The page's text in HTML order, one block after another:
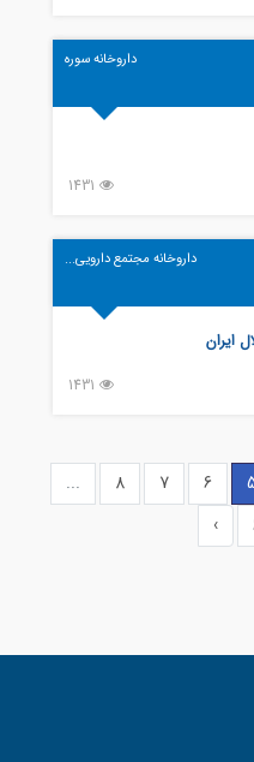
داروخانه سوره
1431
داروخانه مجتمع دارویی...
ایران
1431
6
7
8
...
›